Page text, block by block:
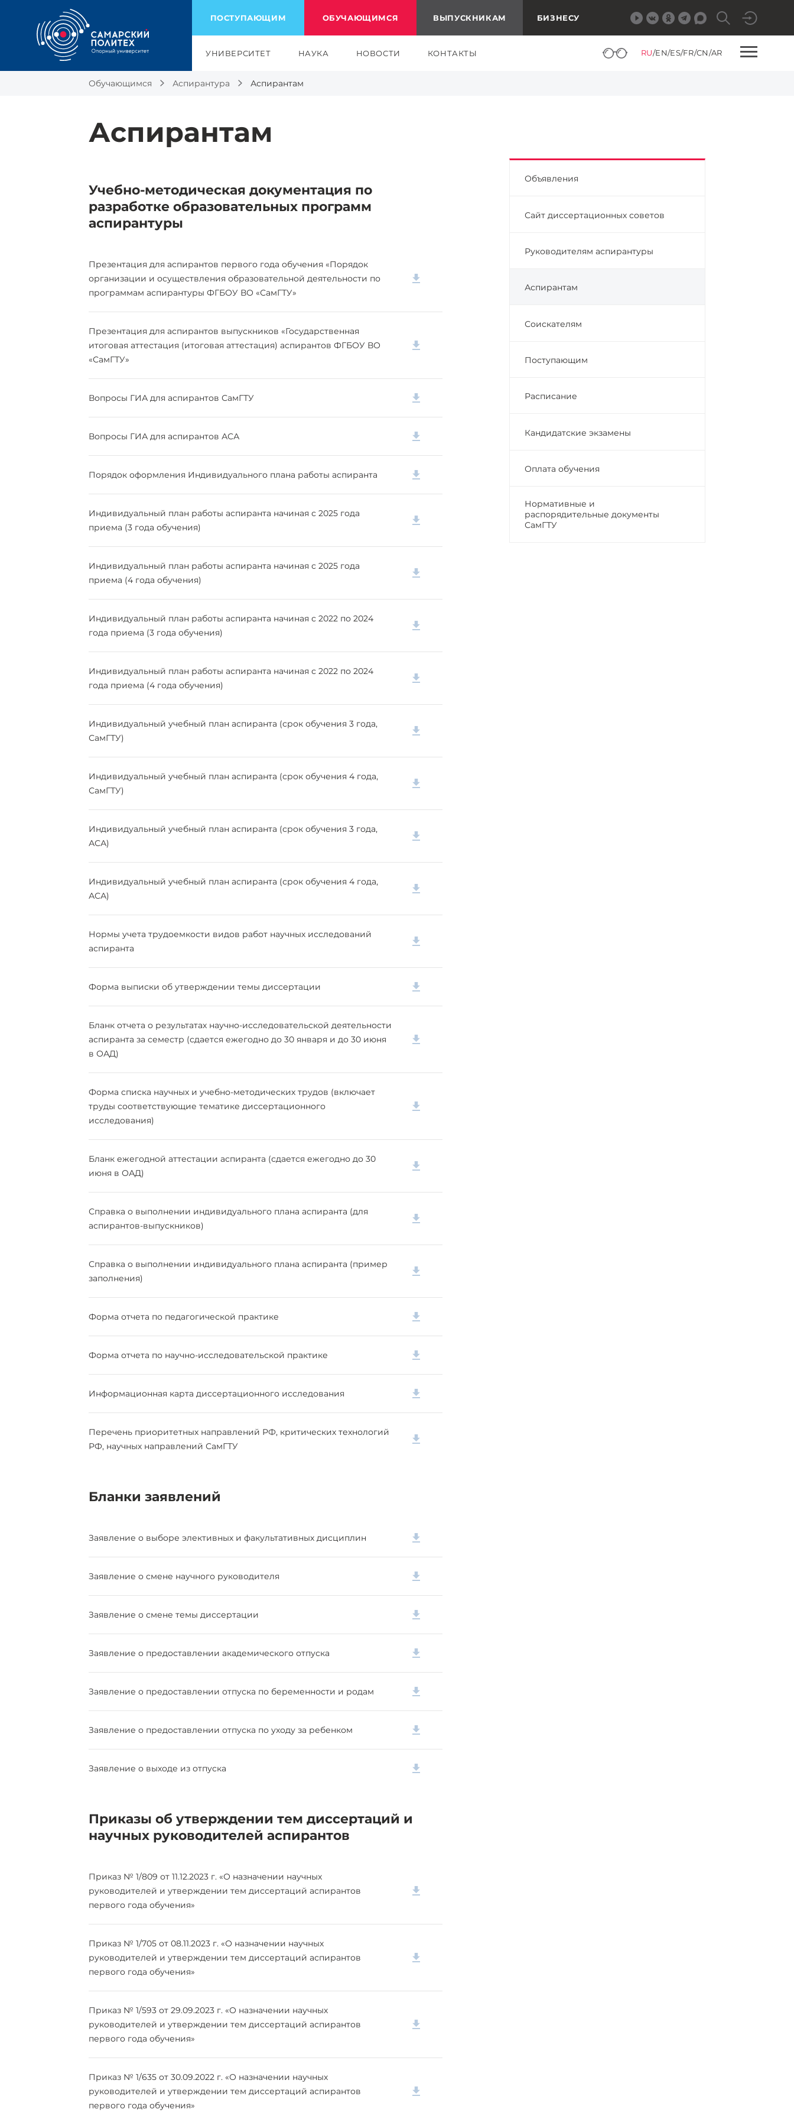
ПОСТУПАЮЩИМ ОБУЧАЮЩИМСЯ ВЫПУСКНИКАМ БИЗНЕСУ
УНИВЕРСИТЕТ НАУКА НОВОСТИ КОНТАКТЫ RU/EN/ES/FR/CN/AR
Обучающимся Аспирантура Аспирантам
Аспирантам
Учебно-методическая документация по
разработке образовательных программ
аспирантуры
Презентация для аспирантов первого года обучения «Порядок
организации и осуществления образовательной деятельности по
программам аспирантуры ФГБОУ ВО «СамГТУ»
Презентация для аспирантов выпускников «Государственная
итоговая аттестация (итоговая аттестация) аспирантов ФГБОУ ВО
«СамГТУ»
Вопросы ГИА для аспирантов СамГТУ
Вопросы ГИА для аспирантов АСА
Порядок оформления Индивидуального плана работы аспиранта
Индивидуальный план работы аспиранта начиная с 2025 года
приема (3 года обучения)
Индивидуальный план работы аспиранта начиная с 2025 года
приема (4 года обучения)
Индивидуальный план работы аспиранта начиная с 2022 по 2024
года приема (3 года обучения)
Индивидуальный план работы аспиранта начиная с 2022 по 2024
года приема (4 года обучения)
Индивидуальный учебный план аспиранта (срок обучения 3 года,
СамГТУ)
Индивидуальный учебный план аспиранта (срок обучения 4 года,
СамГТУ)
Индивидуальный учебный план аспиранта (срок обучения 3 года,
АСА)
Индивидуальный учебный план аспиранта (срок обучения 4 года,
АСА)
Нормы учета трудоемкости видов работ научных исследований
аспиранта
Форма выписки об утверждении темы диссертации
Бланк отчета о результатах научно-исследовательской деятельности
аспиранта за семестр (сдается ежегодно до 30 января и до 30 июня
в ОАД)
Форма списка научных и учебно-методических трудов (включает
труды соответствующие тематике диссертационного
исследования)
Бланк ежегодной аттестации аспиранта (сдается ежегодно до 30
июня в ОАД)
Справка о выполнении индивидуального плана аспиранта (для
аспирантов-выпускников)
Справка о выполнении индивидуального плана аспиранта (пример
заполнения)
Форма отчета по педагогической практике
Форма отчета по научно-исследовательской практике
Информационная карта диссертационного исследования
Перечень приоритетных направлений РФ, критических технологий
РФ, научных направлений СамГТУ
Бланки заявлений
Заявление о выборе элективных и факультативных дисциплин
Заявление о смене научного руководителя
Заявление о смене темы диссертации
Заявление о предоставлении академического отпуска
Заявление о предоставлении отпуска по беременности и родам
Заявление о предоставлении отпуска по уходу за ребенком
Заявление о выходе из отпуска
Приказы об утверждении тем диссертаций и
научных руководителей аспирантов
Приказ № 1/809 от 11.12.2023 г. «О назначении научных
руководителей и утверждении тем диссертаций аспирантов
первого года обучения»
Приказ № 1/705 от 08.11.2023 г. «О назначении научных
руководителей и утверждении тем диссертаций аспирантов
первого года обучения»
Приказ № 1/593 от 29.09.2023 г. «О назначении научных
руководителей и утверждении тем диссертаций аспирантов
первого года обучения»
Приказ № 1/635 от 30.09.2022 г. «О назначении научных
руководителей и утверждении тем диссертаций аспирантов
первого года обучения»
Объявления
Сайт диссертационных советов
Руководителям аспирантуры
Аспирантам
Соискателям
Поступающим
Расписание
Кандидатские экзамены
Оплата обучения
Нормативные и
распорядительные документы
СамГТУ